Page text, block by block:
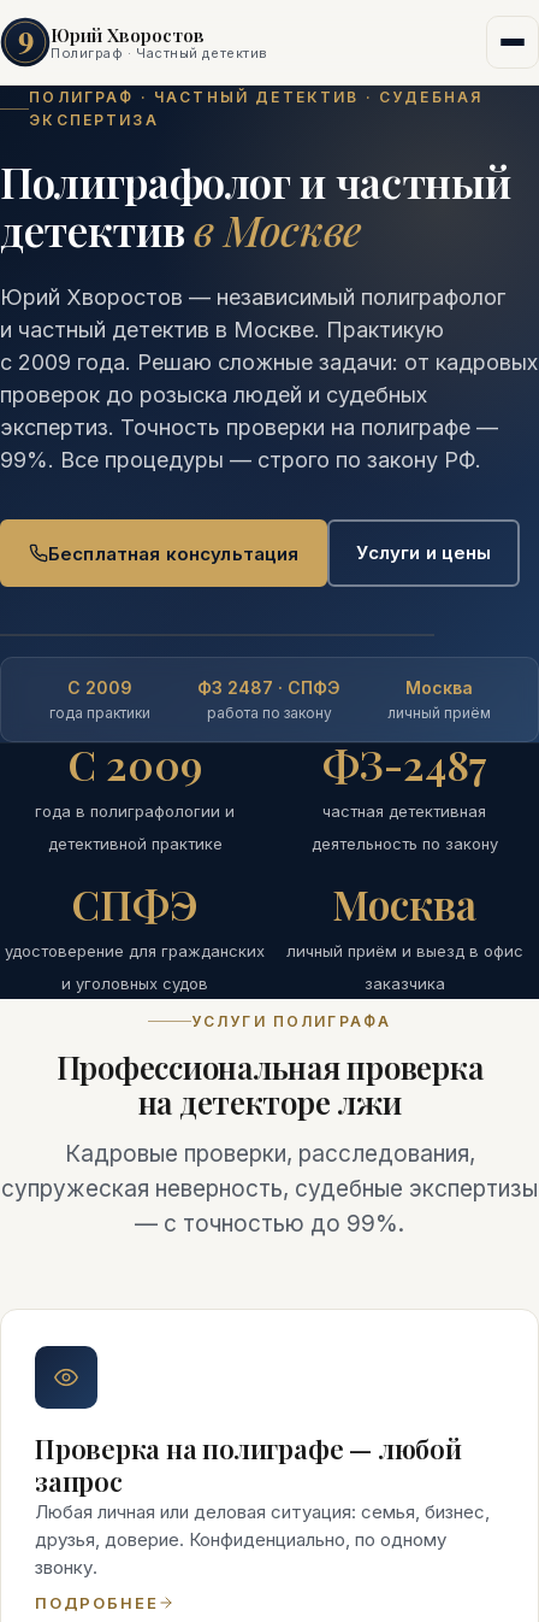
9 Юрий Хворостов
Полиграф · Частный детектив
ПОЛИГРАФ · ЧАСТНЫЙ ДЕТЕКТИВ · СУДЕБНАЯ
ЭКСПЕРТИЗА
Полиграфолог и частный
детективв Москве
Юрий Хворостов — независимый полиграфолог
и частный детектив в Москве. Практикую
с 2009 года. Решаю сложные задачи: от кадровых
проверок до розыска людей и судебных
экспертиз. Точность проверки на полиграфе —
99%. Все процедуры — строго по закону РФ.
Бесплатная консультация Услуги и цены
С 2009
года практики
ФЗ 2487 · СПФЭ
работа по закону
Москва
личный приём
С 2009
года в полиграфологии и
детективной практике
ФЗ-2487
частная детективная
деятельность по закону
СПФЭ
удостоверение для гражданских
и уголовных судов
Москва
личный приём и выезд в офис
заказчика
УСЛУГИ ПОЛИГРАФА
Профессиональная проверка
на детекторе лжи
Кадровые проверки, расследования,
супружеская неверность, судебные экспертизы
— с точностью до 99%.
Проверка на полиграфе — любой
запрос
Любая личная или деловая ситуация: семья, бизнес,
друзья, доверие. Конфиденциально, по одному
звонку.
ПОДРОБНЕЕ